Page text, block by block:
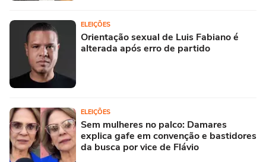
ELEIÇÕES
Orientação sexual de Luis Fabiano é
alterada após erro de partido
ELEIÇÕES
Sem mulheres no palco: Damares
explica gafe em convenção e bastidores
da busca por vice de Flávio